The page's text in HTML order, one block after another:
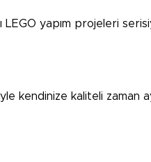
yapım projeleri
kendinize kaliteli zaman